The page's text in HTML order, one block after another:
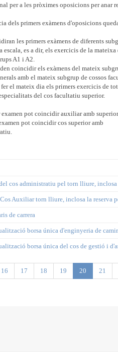
per a les pròximes oposicions per anar
dels primers exàmens d'oposicions
les primers exàmens de diferents
escala, es a dir, els exercicis de la mateixa
A1 i A2.
coincidir els exàmens del mateix
amb el mateix subgrup de cossos
el mateix dia els primers exercicis de
del cos facultatiu superior.
pot coincidir auxiliar amb
pot coincidir cos superior amb
cos administratiu pel torn lliure, inclosa
Auxiliar torn lliure, inclosa la reserva
de carrera
borsa única d'enginyeria de
borsa única del cos de gestió i
16 17 18 19 20 21